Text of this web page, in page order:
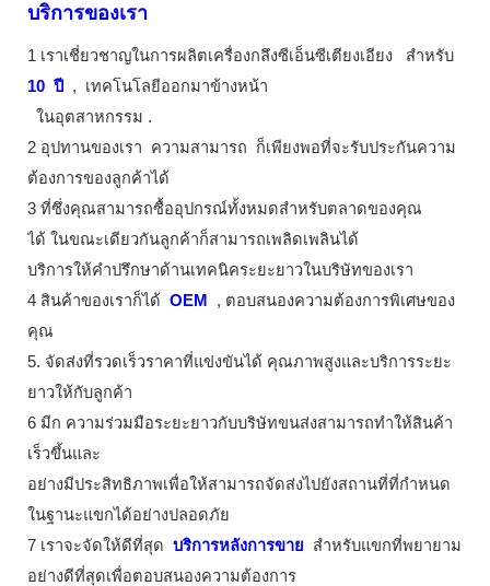
บริการของเรา
1 เราเชี่ยวชาญในการผลิตเครื่องกลึงซีเอ็นซีเตียงเอียง
สำหรับ
10 ปี ,
เทคโนโลยีออกมาข้างหน้า
ในอุตสาหกรรม .
2 อุปทานของเรา
ความสามารถ
ก็เพียงพอที่จะรับประกันความ
ต้องการของลูกค้าได้
3 ที่ซึ่งคุณสามารถซื้ออุปกรณ์ทั้งหมดสำหรับตลาดของคุณ
ได้ ในขณะเดียวกันลูกค้าก็สามารถเพลิดเพลินได้
บริการให้คำปรึกษาด้านเทคนิคระยะยาวในบริษัทของเรา
4 สินค้าของเราก็ได้ OEM
, ตอบสนองความต้องการพิเศษของ
คุณ
5. จัดส่งที่รวดเร็วราคาที่แข่งขันได้ คุณภาพสูงและบริการระยะ
ยาวให้กับลูกค้า
6 มีก ความร่วมมือระยะยาวกับบริษัทขนส่งสามารถทำให้สินค้า
เร็วขึ้นและ
อย่างมีประสิทธิภาพเพื่อให้สามารถจัดส่งไปยังสถานที่ที่กำหนด
ในฐานะแขกได้อย่างปลอดภัย
7 เราจะจัดให้ดีที่สุด บริการหลังการขาย
สำหรับแขกที่พยายาม
อย่างดีที่สุดเพื่อตอบสนองความต้องการ